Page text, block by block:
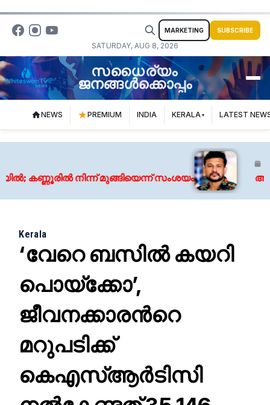
SATURDAY, AUG 8, 2026
MARKETING SUBSCRIBE
സധൈര്യം
ജനങ്ങൾക്കൊപ്പം
NEWS PREMIUM INDIA KERALA LATEST
നിന്ന് മുങ്ങിയെന്ന് സംശയം
അർജുൻ
Kerala
‘വേറെ ബസിൽ കയറി
പൊയ്‍ക്കോ’,
ജീവനക്കാരന്‍റെ
മറുപടിക്ക്
കെഎസ്ആർടിസി